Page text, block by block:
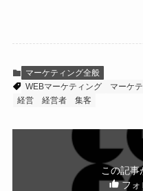
マーケティング全般
WEBマーケティング
マーケ
経営
経営者 集客
この記事
フォ